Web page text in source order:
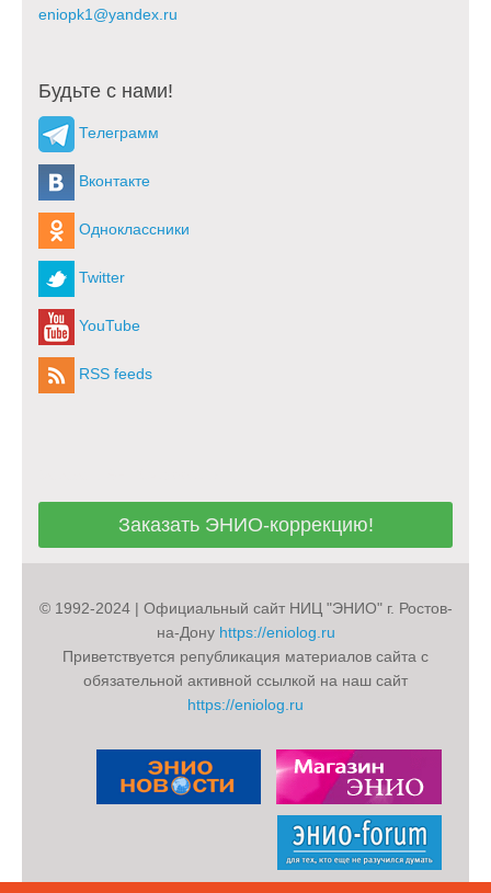
Будьте с нами!
Телеграмм
Вконтакте
Одноклассники
Twitter
YouTube
RSS feeds
Заказать ЭНИО-коррекцию!
© 1992-2024 | Официальный сайт НИЦ "ЭНИО" г. Ростов-
на-Дону https://eniolog.ru
Приветствуется републикация материалов сайта с
обязательной активной ссылкой на наш сайт
https://eniolog.ru